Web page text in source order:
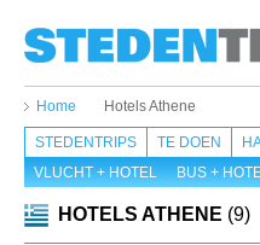
Home Hotels Athene
STEDENTRIPS TE DOEN
VLUCHT + HOTEL
BUS +
HOTELS ATHENE (9)